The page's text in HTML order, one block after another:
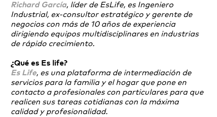
Richard García, líder de EsLife, es Ingeniero
Industrial, ex-consultor estratégico y gerente de
negocios con más de 10 años de experiencia
dirigiendo equipos multidisciplinares en industrias
de rápido crecimiento.
¿Qué es Es life?
Es Life, es una plataforma de intermediación de
servicios para la familia y el hogar que pone en
contacto a profesionales con particulares para que
realicen sus tareas cotidianas con la máxima
calidad y profesionalidad.